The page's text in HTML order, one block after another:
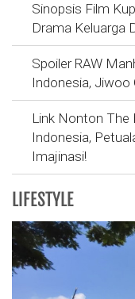
Sinopsis Film
Drama Keluarga
Spoiler RAW
Indonesia, Jiwoo
Link Nonton The
Indonesia,
Imajinasi!
LIFESTYLE